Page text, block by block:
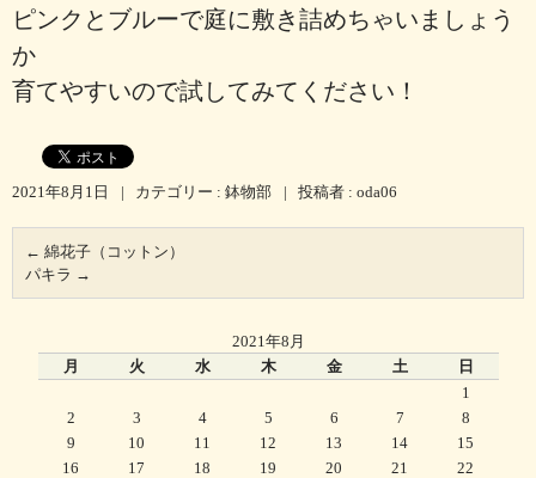
ピンクとブルーで庭に敷き詰めちゃいましょう
か
育てやすいので試してみてください！
2021年8月1日 | カテゴリー : 鉢物部 | 投稿者 : oda06
← 綿花子（コットン）
パキラ →
2021年8月
月
火 水 木 金 土 日
1
2
3 4 5 6 7
8
9
10 11 12 13 14
15
16
17 18 19 20 21
22